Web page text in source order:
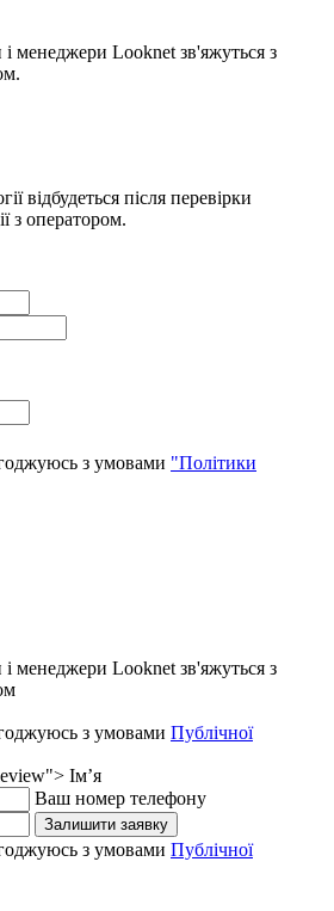
менеджери Looknet зв'яжуться з
відбудеться після перевірки
з оператором.
з умовами "Політики
менеджери Looknet зв'яжуться з
з умовами Публічної
Ім’я
Ваш номер телефону
Залишити заявку
з умовами Публічної